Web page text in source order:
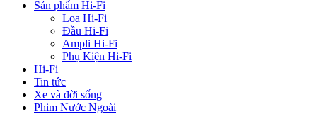
Sản phẩm Hi-Fi
Loa Hi-Fi
Đầu Hi-Fi
Ampli Hi-Fi
Phụ Kiện Hi-Fi
Hi-Fi
Tin tức
Xe và đời sống
Phim Nước Ngoài